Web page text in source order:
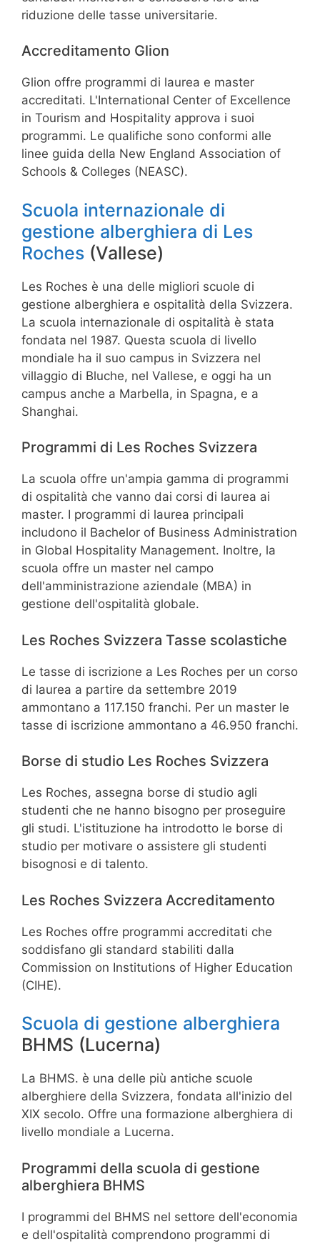
riduzione delle tasse universitarie.
Accreditamento Glion
Glion offre programmi di laurea e master
accreditati. L'International Center of Excellence
in Tourism and Hospitality approva i suoi
programmi. Le qualifiche sono conformi alle
linee guida della New England Association of
Schools & Colleges (NEASC).
Scuola internazionale di
gestione alberghiera di Les
Roches (Vallese)
Les Roches è una delle migliori scuole di
gestione alberghiera e ospitalità della Svizzera.
La scuola internazionale di ospitalità è stata
fondata nel 1987. Questa scuola di livello
mondiale ha il suo campus in Svizzera nel
villaggio di Bluche, nel Vallese, e oggi ha un
campus anche a Marbella, in Spagna, e a
Shanghai.
Programmi di Les Roches Svizzera
La scuola offre un'ampia gamma di programmi
di ospitalità che vanno dai corsi di laurea ai
master. I programmi di laurea principali
includono il Bachelor of Business Administration
in Global Hospitality Management. Inoltre, la
scuola offre un master nel campo
dell'amministrazione aziendale (MBA) in
gestione dell'ospitalità globale.
Les Roches Svizzera Tasse scolastiche
Le tasse di iscrizione a Les Roches per un corso
di laurea a partire da settembre 2019
ammontano a 117.150 franchi. Per un master le
tasse di iscrizione ammontano a 46.950 franchi.
Borse di studio Les Roches Svizzera
Les Roches, assegna borse di studio agli
studenti che ne hanno bisogno per proseguire
gli studi. L'istituzione ha introdotto le borse di
studio per motivare o assistere gli studenti
bisognosi e di talento.
Les Roches Svizzera Accreditamento
Les Roches offre programmi accreditati che
soddisfano gli standard stabiliti dalla
Commission on Institutions of Higher Education
(CIHE).
Scuola di gestione alberghiera
BHMS (Lucerna)
La BHMS. è una delle più antiche scuole
alberghiere della Svizzera, fondata all'inizio del
XIX secolo. Offre una formazione alberghiera di
livello mondiale a Lucerna.
Programmi della scuola di gestione
alberghiera BHMS
I programmi del BHMS nel settore dell'economia
e dell'ospitalità comprendono programmi di